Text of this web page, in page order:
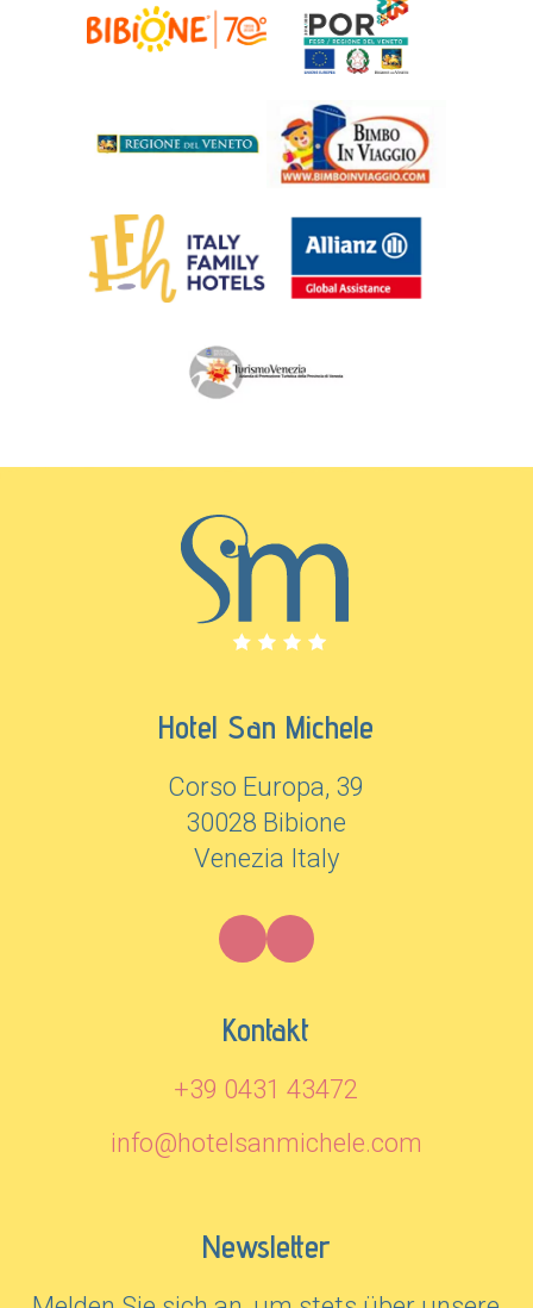
Hotel San Michele
Corso Europa, 39
30028 Bibione
Venezia Italy
Kontakt
+39 0431 43472
info@hotelsanmichele.com
Newsletter